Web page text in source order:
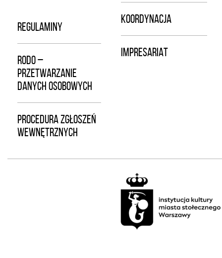
REGULAMINY
RODO –
PRZETWARZANIE
DANYCH OSOBOWYCH
PROCEDURA ZGŁOSZEŃ
WEWNĘTRZNYCH
KOORDYNACJA
IMPRESARIAT